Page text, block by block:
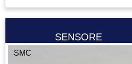
SENSORE
SMC